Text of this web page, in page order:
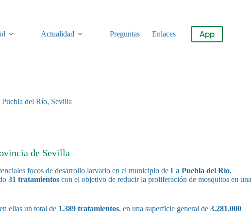
Actualidad Preguntas Enlaces App
del Río, Sevilla
de Sevilla
focos de desarrollo larvario en el municipio de La Puebla del Río,
31 tratamientos con el objetivo de reducir la proliferación de mosquitos en una
ellas un total de 1.389 tratamientos, en una superficie general de 3.281.000